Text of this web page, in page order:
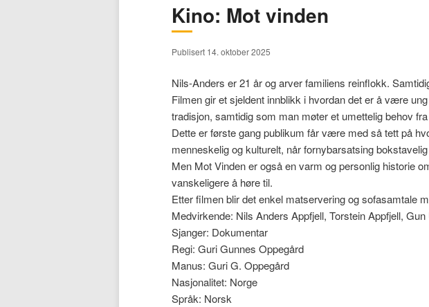
hovedinnholdet
sekundærinnholdet
Kino: Mot vinden
Publisert 14. oktober 2025
Nils-Anders er 21 år og arver familiens reinflokk.
Filmen gir et sjeldent innblikk i hvordan det er å være
tradisjon, samtidig som man møter et umettelig behov
Dette er første gang publikum får være med så tett på
menneskelig og kulturelt, når fornybarsatsing
Men Mot Vinden er også en varm og personlig historie
vanskeligere å høre til.
Etter filmen blir det enkel matservering og sofasamtale
Medvirkende: Nils Anders Appfjell, Torstein Appfjell,
Sjanger: Dokumentar
Regi: Guri Gunnes Oppegård
Manus: Guri G. Oppegård
Nasjonalitet: Norge
Språk: Norsk